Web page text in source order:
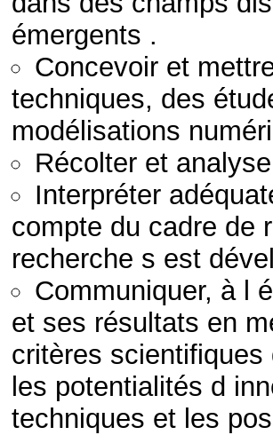
émergents .
Concevoir et
techniques, des
modélisations
Récolter et
Interpréter
compte du cadre de
recherche s est
Communiquer, à l
et ses résultats en
critères
les potentialités d
techniques et les